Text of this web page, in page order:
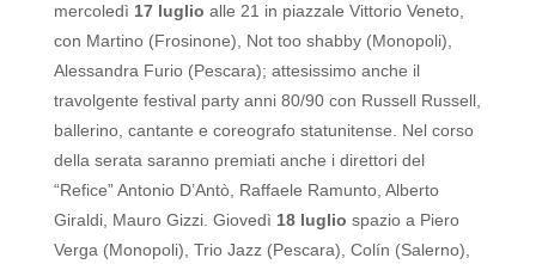
mercoledì 17 luglio alle 21 in piazzale Vittorio Veneto,
con Martino (Frosinone), Not too shabby (Monopoli),
Alessandra Furio (Pescara); attesissimo anche il
travolgente festival party anni 80/90 con Russell Russell,
ballerino, cantante e coreografo statunitense. Nel corso
della serata saranno premiati anche i direttori del
“Refice” Antonio D’Antò, Raffaele Ramunto, Alberto
Giraldi, Mauro Gizzi. Giovedì 18 luglio spazio a Piero
Verga (Monopoli), Trio Jazz (Pescara), Colín (Salerno),